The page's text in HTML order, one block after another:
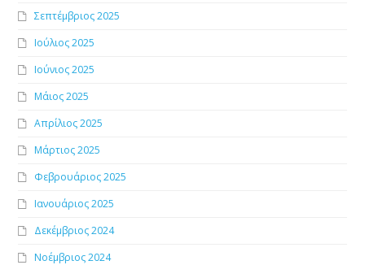
Σεπτέμβριος 2025
Ιούλιος 2025
Ιούνιος 2025
Μάιος 2025
Απρίλιος 2025
Μάρτιος 2025
Φεβρουάριος 2025
Ιανουάριος 2025
Δεκέμβριος 2024
Νοέμβριος 2024